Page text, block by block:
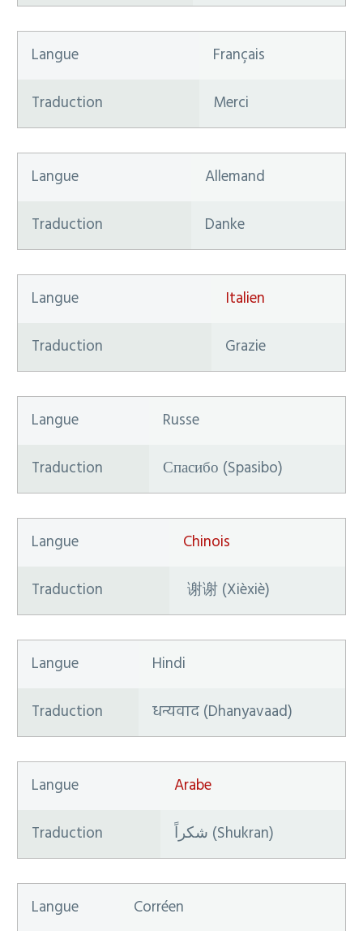
Langue
Français
Traduction
Merci
Langue
Allemand
Traduction
Danke
Langue
Italien
Traduction
Grazie
Langue
Russe
Traduction
Спасибо (Spasibo)
Langue
Chinois
Traduction
谢谢 (Xièxiè)
Langue
Hindi
Traduction
धन्यवाद (Dhanyavaad)
Langue
Arabe
Traduction
شكراً (Shukran)
Langue
Corréen